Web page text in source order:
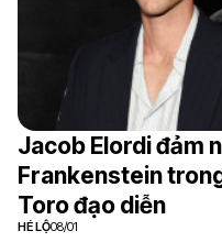
Jacob Elordi đảm
Frankenstein
Toro đạo diễn
HÉ LỘ08/01